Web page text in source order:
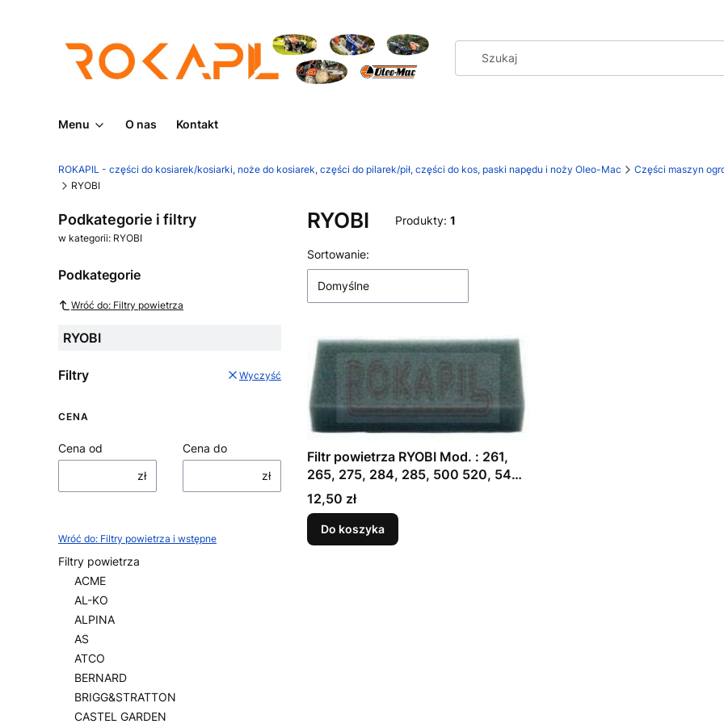
Menu O nas Kontakt
ROKAPIL - części do kosiarek/kosiarki, noże do kosiarek, części do pilarek/pił, części do kos, paski napędu i noży Oleo-Mac Części maszyn
RYOBI
Podkategorie i filtry
w kategorii: RYOBI
Podkategorie
Wróć do: Filtry powietrza
RYOBI
Filtry Wyczyść
CENA
Cena od
zł
Cena do
zł
Wróć do: Filtry powietrza i wstępne
Filtry powietrza
ACME
AL-KO
ALPINA
AS
ATCO
BERNARD
BRIGG&STRATTON
CASTEL GARDEN
RYOBI Produkty: 1
Lista produktów
Sortowanie:
Domyślne
Filtr powietrza RYOBI Mod. : 261,
265, 275, 284, 285, 500 520, 540,
580 Do wykaszarek
Cena
12,50 zł
Do koszyka